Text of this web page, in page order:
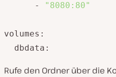
      -
"8080:80"
volumes:
  dbdata:
Rufe den Ordner über die